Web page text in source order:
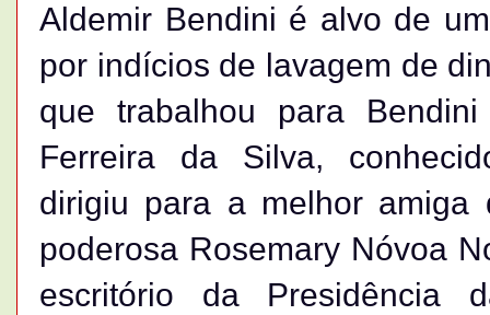
Aldemir Bendini é alvo de
por indícios de lavagem de
que trabalhou para
Ferreira da Silva,
dirigiu para a melhor
poderosa Rosemary Nóvoa
escritório da Presidência